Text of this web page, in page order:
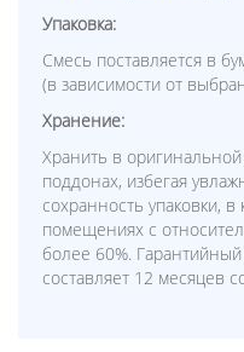
Упаковка:
Смесь поставляется в
(в зависимости от
Хранение:
Хранить в
поддонах, избегая
сохранность упаковки, в
помещениях с
более 60%.
составляет 12 месяцев